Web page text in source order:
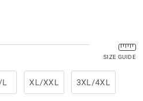
SIZE GUIDE
XL/XXL 3XL/4XL